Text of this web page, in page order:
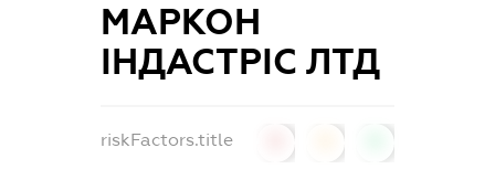
МАРКОН
ІНДАСТРІС ЛТД
riskFactors.title